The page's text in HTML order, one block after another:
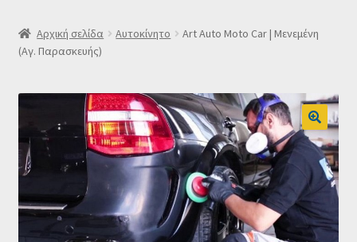
SLIDER
Δελτίο νέων
Επιβεβαίωση εγγραφής στο Newsletter του Dealistas.gr
Επικοινωνία
Αρχική σελίδα Αυτοκίνητο
Art Auto Moto Car | Μενεμένη
(Αγ. Παρασκευής)